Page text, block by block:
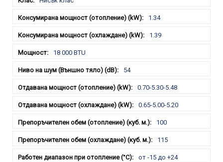
1.34
1.39
18 000 BTU
54
0.70-5.30-5.48
0.65-5.00-5.20
100
115
от -15 до +24